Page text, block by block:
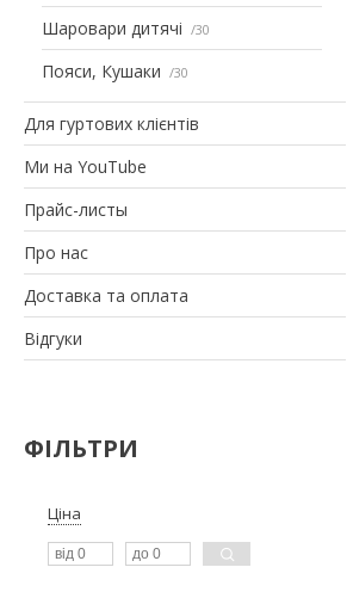
Шаровари дитячі 30
Пояси, Кушаки 30
Для гуртових клієнтів
Ми на YouTube
Прайс-листы
Про нас
Доставка та оплата
Відгуки
ФІЛЬТРИ
Ціна